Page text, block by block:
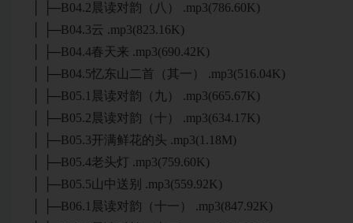
│ ├─B04.2晨读对韵（八） .mp3(786.60K)
│ ├─B04.3云 .mp3(823.16K)
│ ├─B04.4春天来 .mp3(690.42K)
│ ├─B04.5忆东山二首（其一） .mp3(516.04K)
│ ├─B05.1晨读对韵（九） .mp3(665.67K)
│ ├─B05.2晨读对韵（十） .mp3(634.17K)
│ ├─B05.3开满鲜花的头 .mp3(1.18M)
│ ├─B05.4老头灯 .mp3(759.60K)
│ ├─B05.5山中送别 .mp3(559.92K)
│ ├─B06.1晨读对韵（十一） .mp3(847.92K)